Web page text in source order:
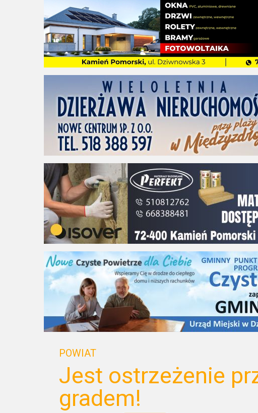
POWIAT
Jest ostrzeżenie
gradem!